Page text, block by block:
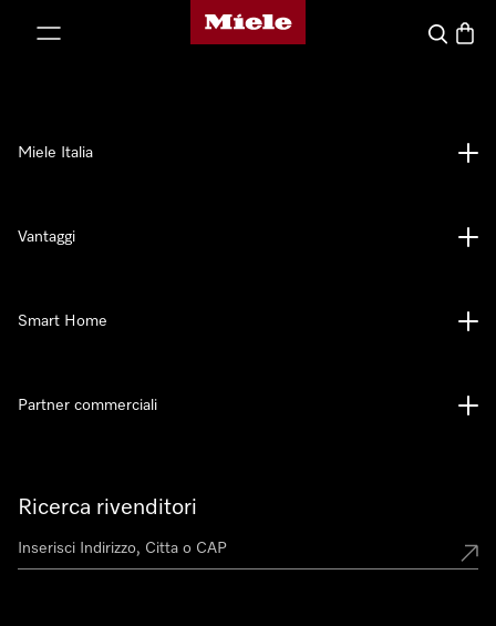
Homepage di Miele
Cerca
Ricerca rivenditori
Miele Italia
Vantaggi
Smart Home
Partner commerciali